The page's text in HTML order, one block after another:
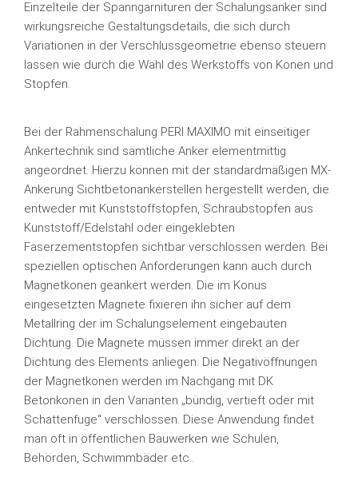
Einzelteile der Spanngarnituren der Schalungsanker sind
wirkungsreiche Gestaltungsdetails, die sich durch
Variationen in der Verschlussgeometrie ebenso steuern
lassen wie durch die Wahl des Werkstoffs von Konen und
Stopfen.
Bei der Rahmenschalung PERI MAXIMO mit einseitiger
Ankertechnik sind sämtliche Anker elementmittig
angeordnet. Hierzu können mit der standardmäßigen MX-
Ankerung Sichtbetonankerstellen hergestellt werden, die
entweder mit Kunststoffstopfen, Schraubstopfen aus
Kunststoff/Edelstahl oder eingeklebten
Faserzementstopfen sichtbar verschlossen werden. Bei
speziellen optischen Anforderungen kann auch durch
Magnetkonen geankert werden. Die im Konus
eingesetzten Magnete fixieren ihn sicher auf dem
Metallring der im Schalungselement eingebauten
Dichtung. Die Magnete müssen immer direkt an der
Dichtung des Elements anliegen. Die Negativöffnungen
der Magnetkonen werden im Nachgang mit DK
Betonkonen in den Varianten „bündig, vertieft oder mit
Schattenfuge“ verschlossen. Diese Anwendung findet
man oft in öffentlichen Bauwerken wie Schulen,
Behörden, Schwimmbäder etc..